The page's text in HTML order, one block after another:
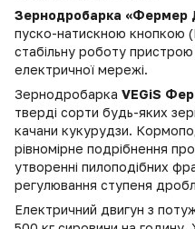
Зернодробарка «Фермер
пуско-натискною кнопкою
стабільну роботу
електричної мережі.
Зернодробарка VEGiS
тверді сорти будь-яких
качани кукурудзи.
рівномірне подрібнення
утворенні пилоподібних
регулювання ступеня
Електричний двигун з